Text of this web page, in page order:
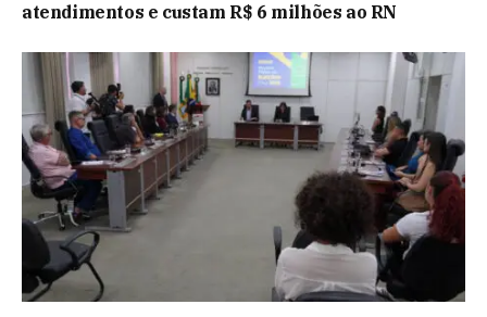
atendimentos e custam R$ 6 milhões ao RN